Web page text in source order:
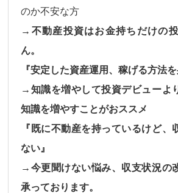
のか不安な方
→不動産投資はお金持ちだけの
ん。
『安定した資産運用、稼げる方法
→知識を増やして投資デビューよ
知識を増やすことがおススメ
『既に不動産を持っているけど、
ない』
→今更聞けない悩み、収支状況の
承っております。